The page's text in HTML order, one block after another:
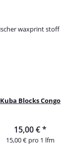
Kuba Blocks Congo
15,00 €*
15,00 € pro 1 lfm